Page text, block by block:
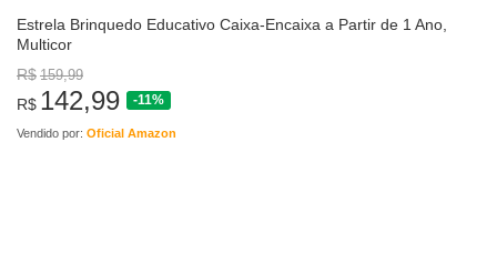
Estrela Brinquedo Educativo Caixa-Encaixa a Partir de 1 Ano,
Multicor
R$ 159,99
R$ 142,99 -11%
Vendido por: Oficial Amazon